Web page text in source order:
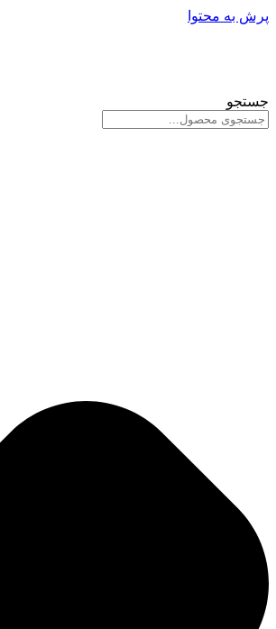
پرش به محتوا
جستجو